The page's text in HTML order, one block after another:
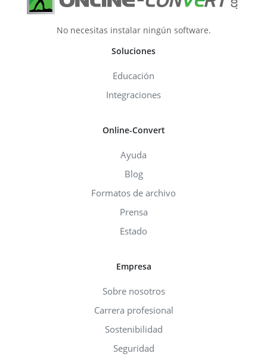
No necesitas instalar ningún software.
Soluciones
Educación
Integraciones
Online-Convert
Ayuda
Blog
Formatos de archivo
Prensa
Estado
Empresa
Sobre nosotros
Carrera profesional
Sostenibilidad
Seguridad